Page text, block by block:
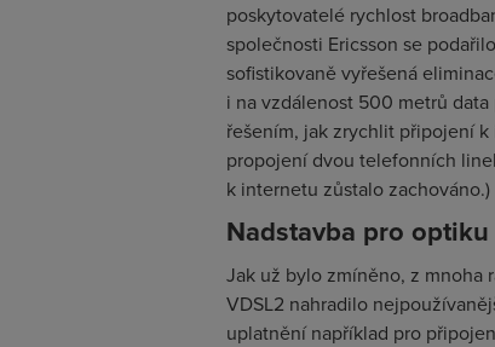
poskytovatelé rychlost
společnosti Ericsson se
sofistikovaně vyřešená
i na vzdálenost 500 metrů
řešením, jak zrychlit připojení
propojení dvou telefonních
k internetu zůstalo zachováno.)
Nadstavba pro optiku
Jak už bylo zmíněno, z mnoha
VDSL2 nahradilo
uplatnění například pro